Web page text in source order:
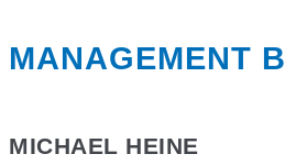
MANAGEMENT
MICHAEL HEINE